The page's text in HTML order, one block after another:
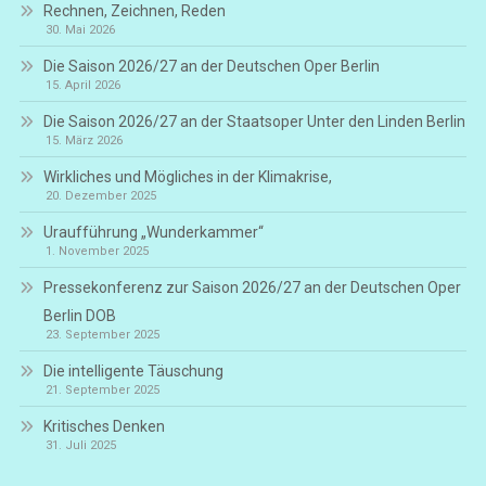
Rechnen, Zeichnen, Reden
30. Mai 2026
Die Saison 2026/27 an der Deutschen Oper Berlin
15. April 2026
Die Saison 2026/27 an der Staatsoper Unter den Linden Berlin
15. März 2026
Wirkliches und Mögliches in der Klimakrise,
20. Dezember 2025
Uraufführung „Wunderkammer“
1. November 2025
Pressekonferenz zur Saison 2026/27 an der Deutschen Oper
Berlin DOB
23. September 2025
Die intelligente Täuschung
21. September 2025
Kritisches Denken
31. Juli 2025